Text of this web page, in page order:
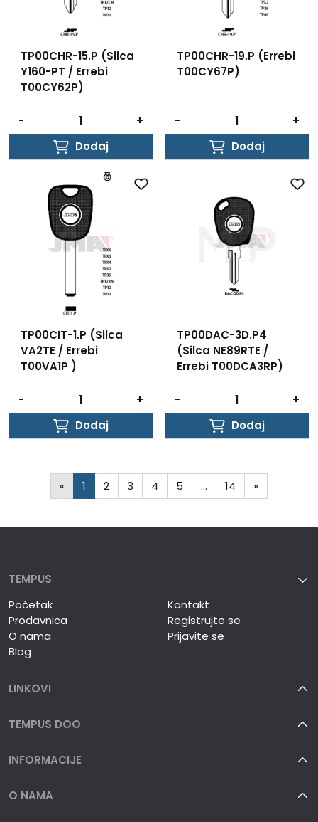
TP00CHR-15.P (Silca
Y160-PT / Errebi
T00CY62P)
-
+
Dodaj
Dodaj
TP00CHR-19.P (Errebi
T00CY67P)
-
+
Dodaj
Dodaj
TP00CIT-1.P (Silca
VA2TE / Errebi
T00VA1P )
-
+
Dodaj
Dodaj
TP00DAC-3D.P4
(Silca NE89RTE /
Errebi T00DCA3RP)
-
+
Dodaj
Dodaj
« 1 2 3 4 5 … 14 »
TEMPUS
Početak
Prodavnica
O nama
Blog
Kontakt
Registrujte se
Prijavite se
LINKOVI
TEMPUS DOO
INFORMACIJE
O NAMA